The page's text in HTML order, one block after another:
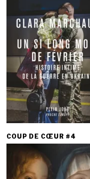
COUP DE CŒUR #4